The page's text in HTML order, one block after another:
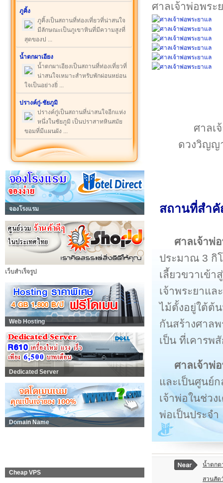
ภูคิ้ง
ภูคิ้งเป็นสถานที่ท่องเที่ยวที่น่าสนใจ
มีลักษณะเป็นภูเขาหินที่มีความสูงที่
สุดของป ...
น้ำตกผาเอียง
น้ำตกผาเอียงเป็นสถานที่ท่องเที่ยวที่
น่าสนใจเหมาะสำหรับพักผ่อนหย่อน
ใจเป็นอย่างยิ่ ...
ปรางค์กู่-ชัยภูมิ
ปรางค์กู่เป็นสถานที่น่าสนใจอีกแห่ง
หนึ่งในชัยภูมิ เป็นปราสาทหินสมัย
ขอมที่มีแผนผัง ...
จองโรงแรม
เว็บสำเร็จรูป
Web Hosting
Dedicated Server
Domain Name
Cheap VPS
ศาลเจ้าพ่อพระ
ศาลเ
ดวงวิญญ
สถานที่สำคั
ศาลเจ้าพ่
ประมาณ 3 กิ
เลี้ยวขวาเข้
เจ้าพระยาแ
ไม้ตั้งอยู่ใต้ต้
กันสร้างศาล
เป็น ที่เคารพ
ศาลเจ้าพ่
และเป็นศูนย์
เจ้าพ่อในช่ว
พ่อเป็นประจำ
น้ำตกต
สวนสัต